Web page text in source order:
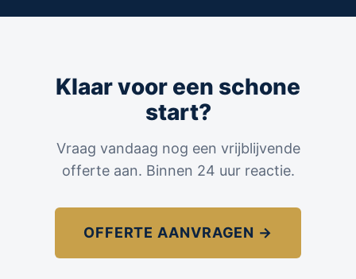
Klaar voor een schone
start?
Vraag vandaag nog een vrijblijvende
offerte aan. Binnen 24 uur reactie.
OFFERTE AANVRAGEN →